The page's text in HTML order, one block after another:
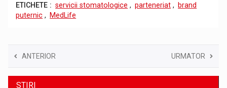
ETICHETE : servicii stomatologice , parteneriat ,
brand
puternic , MedLife
ANTERIOR URMATOR
STIRI